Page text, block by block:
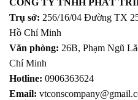
CÔNG TY TNHH PHÁT
Trụ sở: 256/16/04 Đường TX
Hồ Chí Minh
Văn phòng: 26B, Phạm Ngũ
Chí Minh
Hotline: 0906363624
Email: